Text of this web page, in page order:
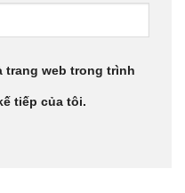
trang web trong trình
tiếp của tôi.